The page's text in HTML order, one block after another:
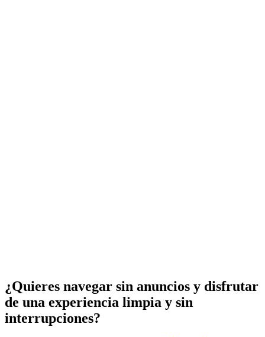
¿Quieres navegar sin anuncios y disfrutar
de una experiencia limpia y sin
interrupciones?